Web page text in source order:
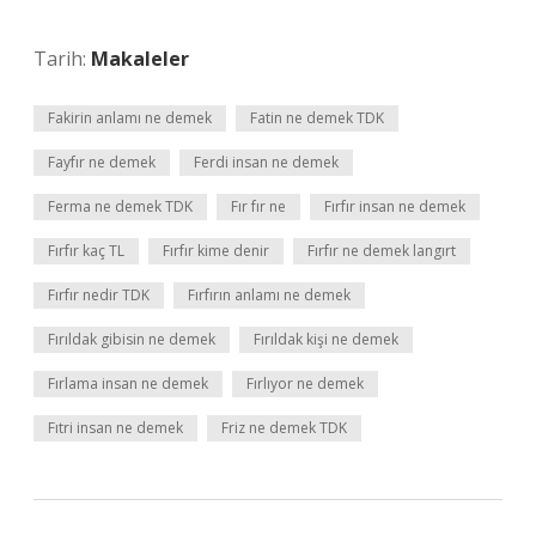
Tarih: Makaleler
Fakirin anlamı ne demek Fatin ne demek TDK
Fayfır ne demek Ferdi insan ne demek
Ferma ne demek TDK Fır fır ne Fırfır insan ne demek
Fırfır kaç TL Fırfır kime denir Fırfır ne demek langırt
Fırfır nedir TDK Fırfırın anlamı ne demek
Fırıldak gibisin ne demek Fırıldak kişi ne demek
Fırlama insan ne demek Fırlıyor ne demek
Fıtri insan ne demek Friz ne demek TDK